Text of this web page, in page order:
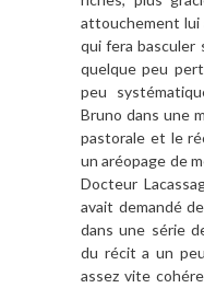
attouchement lui
qui fera basculer
quelque peu
peu
Bruno dans une
pastorale et le
un aréopage de
Docteur
avait demandé
dans une série
du récit a un
assez vite